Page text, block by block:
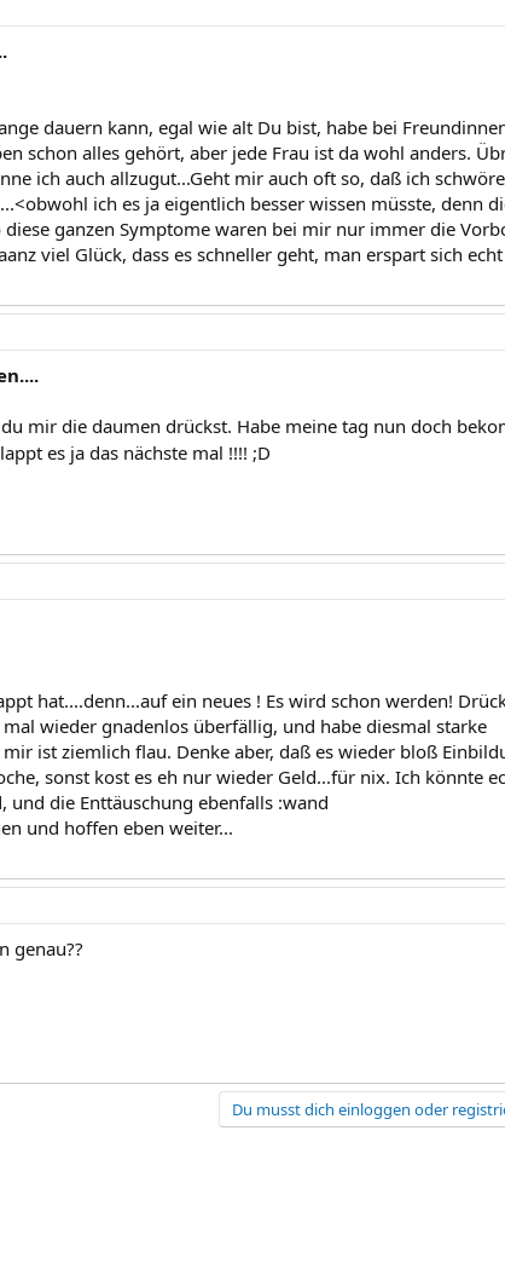
dauern kann, egal wie alt Du bist, habe bei
schon alles gehört, aber jede Frau ist da wohl anders.
ich auch allzugut...Geht mir auch oft so, daß ich
ich es ja eigentlich besser wissen müsste, denn
ganzen Symptome waren bei mir nur immer die
viel Glück, dass es schneller geht, man erspart sich
mir die daumen drückst. Habe meine tag nun doch
es ja das nächste mal !!!! ;D
hat....denn...auf ein neues ! Es wird schon werden!
wieder gnadenlos überfällig, und habe diesmal starke
ist ziemlich flau. Denke aber, daß es wieder bloß
sonst kost es eh nur wieder Geld...für nix. Ich könnte
und die Enttäuschung ebenfalls :wand
und hoffen eben weiter...
genau??
Du musst dich einloggen oder